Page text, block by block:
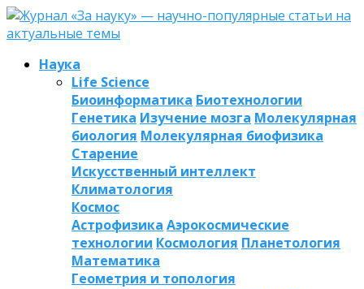
Наука
Life Science
Биоинформатика Биотехнологии
Генетика Изучение мозга Молекулярная
биология Молекулярная биофизика
Старение
Искусственный интеллект
Климатология
Космос
Астрофизика Аэрокосмические
технологии Космология Планетология
Математика
Геометрия и топология